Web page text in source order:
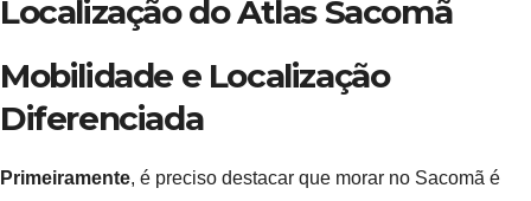
Localização do Atlas Sacomã
Mobilidade e Localização
Diferenciada
Primeiramente, é preciso destacar que morar no Sacomã é